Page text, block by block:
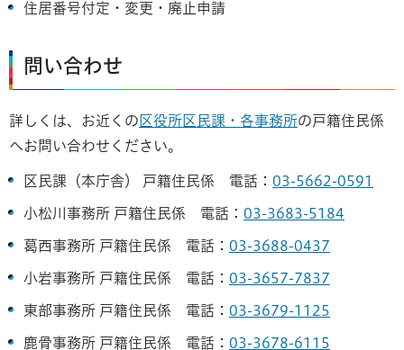
住居番号付定・変更・廃止申請
問い合わせ
詳しくは、お近くの 区役所区民課・各事務所の戸籍住民係
へお問い合わせください。
区民課（本庁舎） 戸籍住民係 電話： 03-5662-0591
小松川事務所 戸籍住民係 電話： 03-3683-5184
葛西事務所 戸籍住民係 電話： 03-3688-0437
小岩事務所 戸籍住民係 電話： 03-3657-7837
東部事務所 戸籍住民係 電話： 03-3679-1125
鹿骨事務所 戸籍住民係 電話： 03-3678-6115